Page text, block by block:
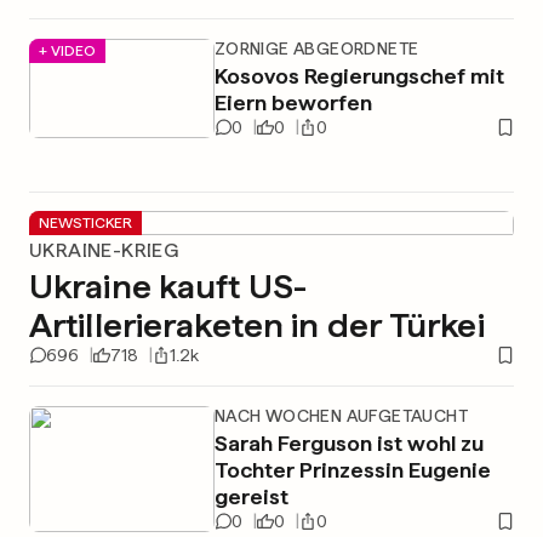
+ VIDEO ZORNIGE ABGEORDNETE
Kosovos Regierungschef mit
Eiern beworfen
0 0 0
NEWSTICKER
UKRAINE-KRIEG
Ukraine kauft US-
Artillerieraketen in der Türkei
696 718 1.2k
NACH WOCHEN AUFGETAUCHT
Sarah Ferguson ist wohl zu
Tochter Prinzessin Eugenie
gereist
0 0 0